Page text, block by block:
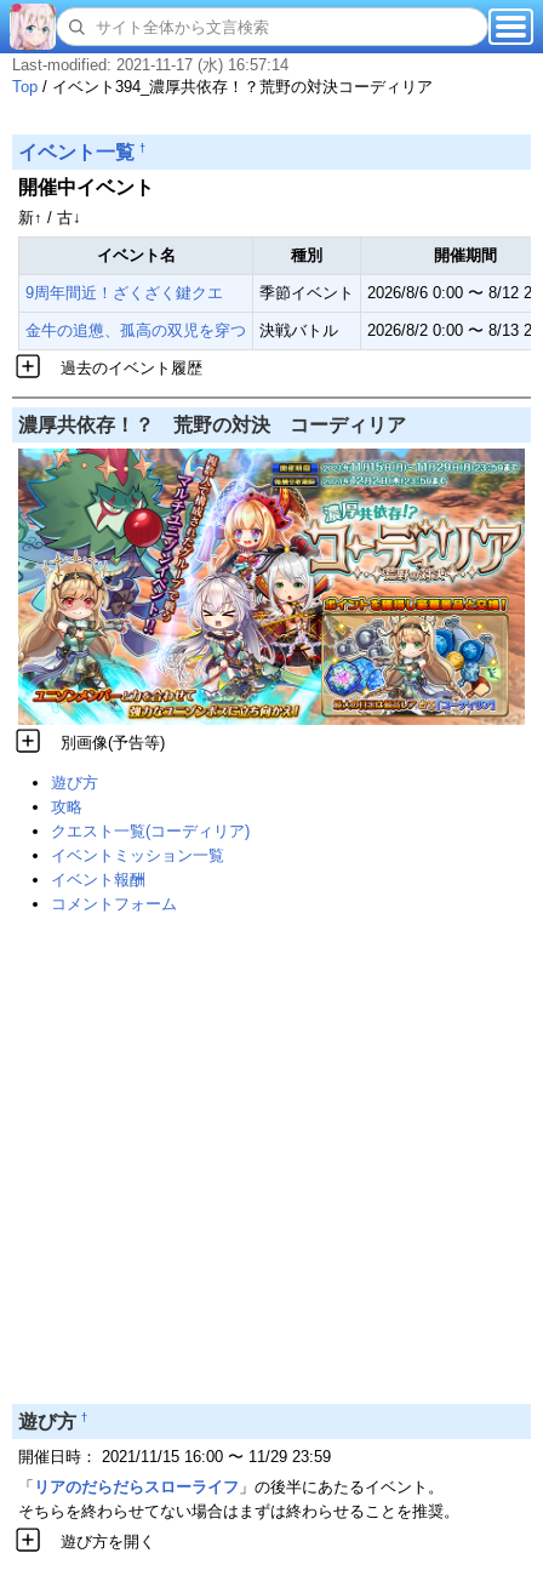
Last-modified: 2021-11-17 (水) 16:57:14
Top / イベント394_濃厚共依存！？荒野の対決コーディリア
イベント一覧 †
開催中イベント
新↑ / 古↓
イベント名 種別 開催期間
9周年間近！ざくざく鍵クエ 季節イベント 2026/8/6 0:00 〜 8/12
金牛の追憊、孤高の双児を穿つ 決戦バトル 2026/8/2 0:00 〜 8/13
過去のイベント履歴
濃厚共依存！？ 荒野の対決 コーディリア
別画像(予告等)
遊び方
攻略
クエスト一覧(コーディリア)
イベントミッション一覧
イベント報酬
コメントフォーム
遊び方 †
開催日時： 2021/11/15 16:00 〜 11/29 23:59
「 リアのだらだらスローライフ 」の後半にあたるイベント。
そちらを終わらせてない場合はまずは終わらせることを推奨。
遊び方を開く